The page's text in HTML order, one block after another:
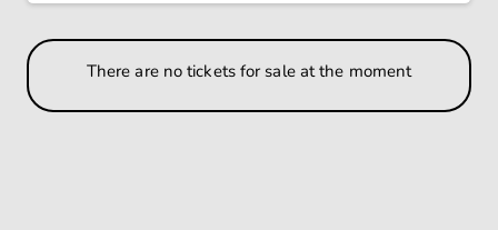
There are no tickets for sale at the moment